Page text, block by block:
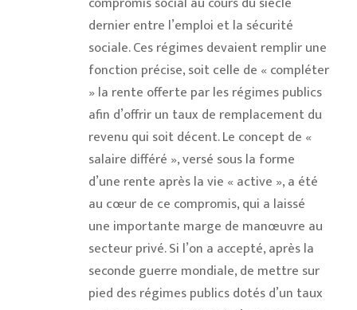
dernier entre l’emploi et la sécurité
sociale. Ces régimes devaient remplir une
fonction précise, soit celle de « compléter
» la rente offerte par les régimes publics
afin d’offrir un taux de remplacement du
revenu qui soit décent. Le concept de «
salaire différé », versé sous la forme
d’une rente après la vie « active », a été
au cœur de ce compromis, qui a laissé
une importante marge de manœuvre au
secteur privé. Si l’on a accepté, après la
seconde guerre mondiale, de mettre sur
pied des régimes publics dotés d’un taux